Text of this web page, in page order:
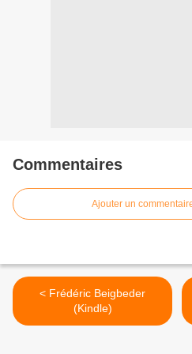
Commentaires
Ajouter un
< Frédéric Beigbeder
(Kindle)